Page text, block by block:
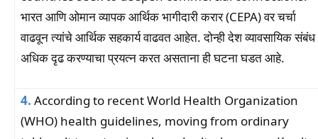
भारत आणि ओमान व्यापक आर्थिक भागीदारी करार (CEPA) वर चर्चा
वाढवून त्यांचे आर्थिक सहकार्य वाढवत आहेत. दोन्ही देश व्यावसायिक संबंध
अधिक दृढ करण्याचा प्रयत्न करत असताना ही घटना घडत आहे.
4. According to recent World Health Organization
(WHO) health guidelines, moving from ordinary